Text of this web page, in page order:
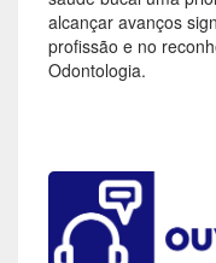
alcançar avanços
profissão e no
Odontologia.